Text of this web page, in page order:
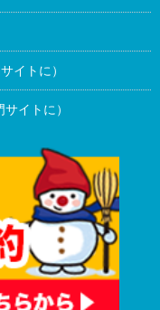
イトに）
イトに）